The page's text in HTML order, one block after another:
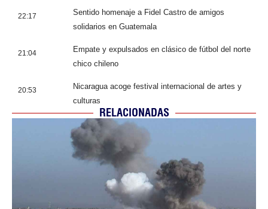
22:17
Sentido homenaje a Fidel Castro de amigos
solidarios en Guatemala
21:04
Empate y expulsados en clásico de fútbol del norte
chico chileno
20:53
Nicaragua acoge festival internacional de artes y
culturas
RELACIONADAS